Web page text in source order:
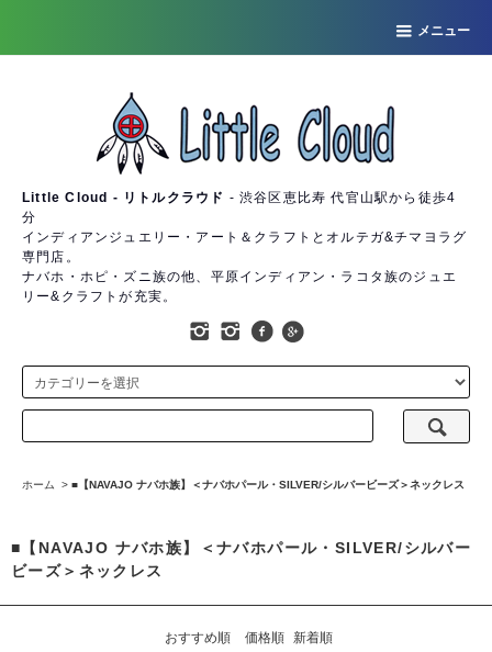
メニュー
Little Cloud - リトルクラウド - 渋谷区恵比寿 代官山駅から徒歩4
分
インディアンジュエリー・アート＆クラフトとオルテガ&チマヨラグ
専門店。
ナバホ・ホピ・ズニ族の他、平原インディアン・ラコタ族のジュエ
リー&クラフトが充実。
ホーム > ■【NAVAJO ナバホ族】＜ナバホパール・SILVER/シルバービーズ＞ネックレス
■【NAVAJO ナバホ族】＜ナバホパール・SILVER/シルバー
ビーズ＞ネックレス
おすすめ順 価格順 新着順